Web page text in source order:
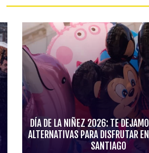
DÍA DE LA NIÑEZ 2026: TE
ALTERNATIVAS PARA DISFRUTAR
SANTIAGO